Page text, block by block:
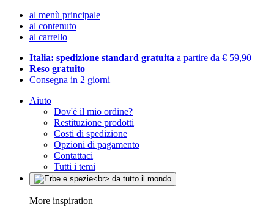
al menù principale
al contenuto
al carrello
Italia: spedizione standard gratuita a partire da € 59,90
Reso gratuito
Consegna in 2 giorni
Aiuto
Dov'è il mio ordine?
Restituzione prodotti
Costi di spedizione
Opzioni di pagamento
Contattaci
Tutti i temi
More inspiration